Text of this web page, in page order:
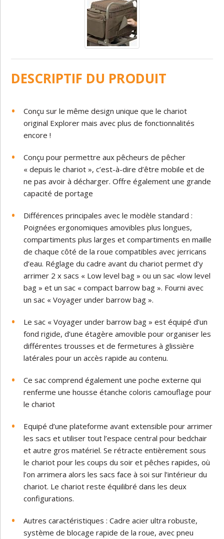
DESCRIPTIF DU PRODUIT
Conçu sur le même design unique que le chariot
original Explorer mais avec plus de fonctionnalités
encore !
Conçu pour permettre aux pêcheurs de pêcher
« depuis le chariot », c’est-à-dire d’être mobile et de
ne pas avoir à décharger. Offre également une grande
capacité de portage
Différences principales avec le modèle standard :
Poignées ergonomiques amovibles plus longues,
compartiments plus larges et compartiments en maille
de chaque côté de la roue compatibles avec jerricans
d’eau. Réglage du cadre avant du chariot permet d’y
arrimer 2 x sacs « Low level bag » ou un sac «low level
bag » et un sac « compact barrow bag ». Fourni avec
un sac « Voyager under barrow bag ».
Le sac « Voyager under barrow bag » est équipé d’un
fond rigide, d’une étagère amovible pour organiser les
différentes trousses et de fermetures à glissière
latérales pour un accès rapide au contenu.
Ce sac comprend également une poche externe qui
renferme une housse étanche coloris camouflage pour
le chariot
Equipé d’une plateforme avant extensible pour arrimer
les sacs et utiliser tout l’espace central pour bedchair
et autre gros matériel. Se rétracte entièrement sous
le chariot pour les coups du soir et pêches rapides, où
l’on arrimera alors les sacs face à soi sur l’intérieur du
chariot. Le chariot reste équilibré dans les deux
configurations.
Autres caractéristiques : Cadre acier ultra robuste,
système de blocage rapide de la roue, avec pneu